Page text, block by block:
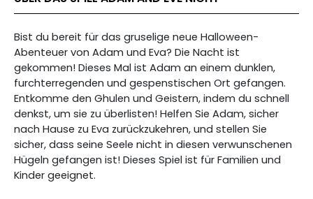
Bist du bereit für das gruselige neue Halloween-
Abenteuer von Adam und Eva? Die Nacht ist
gekommen! Dieses Mal ist Adam an einem dunklen,
furchterregenden und gespenstischen Ort gefangen.
Entkomme den Ghulen und Geistern, indem du schnell
denkst, um sie zu überlisten! Helfen Sie Adam, sicher
nach Hause zu Eva zurückzukehren, und stellen Sie
sicher, dass seine Seele nicht in diesen verwunschenen
Hügeln gefangen ist! Dieses Spiel ist für Familien und
Kinder geeignet.